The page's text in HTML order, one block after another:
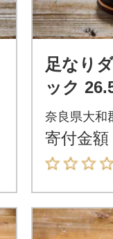
足なり
ック
靴
ューズ
奈良県大和
寄付金額